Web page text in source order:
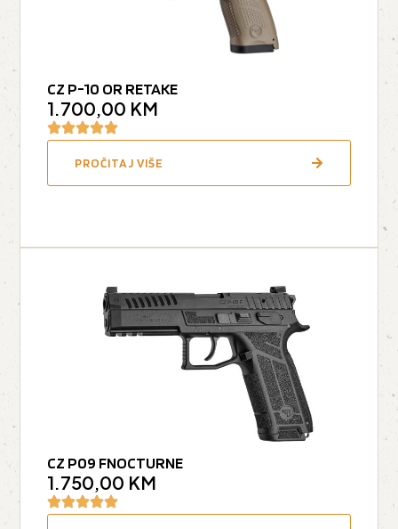
CZ P-10 OR RETAKE
1.700,00 KM
PROČITAJ VIŠE
CZ P09 FNOCTURNE
1.750,00 KM